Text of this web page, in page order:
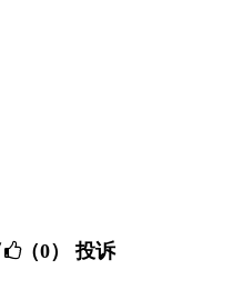
（0） 投诉